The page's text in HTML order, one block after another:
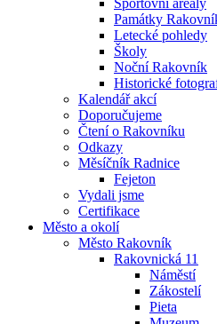
Sportovní areály
Památky
Letecké pohledy
Školy
Noční Rakovník
Historické
Kalendář akcí
Doporučujeme
Čtení o Rakovníku
Odkazy
Měsíčník Radnice
Fejeton
Vydali jsme
Certifikace
Město a okolí
Město Rakovník
Rakovnická 11
Náměstí
Zákostelí
Pieta